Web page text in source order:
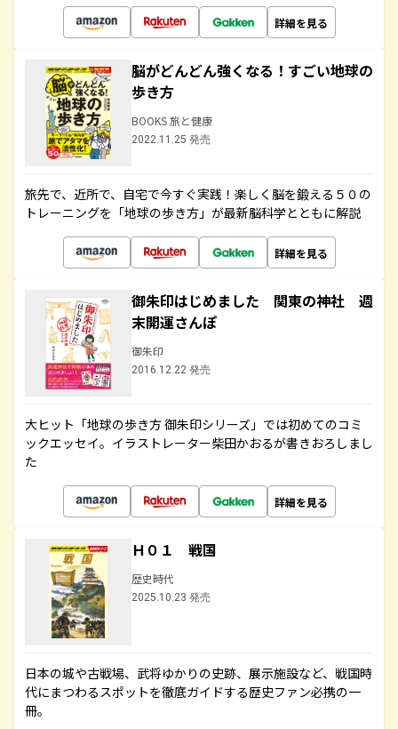
詳細を見る
脳がどんどん強くなる！すごい地球の
歩き方
BOOKS 旅と健康
2022.11.25 発売
旅先で、近所で、自宅で今すぐ実践！楽しく脳を鍛える５０の
トレーニングを「地球の歩き方」が最新脳科学とともに解説
詳細を見る
御朱印はじめました 関東の神社 週
末開運さんぽ
御朱印
2016.12.22 発売
大ヒット「地球の歩き方 御朱印シリーズ」では初めてのコミ
ックエッセイ。イラストレーター柴田かおるが書きおろしまし
た
詳細を見る
Ｈ０１ 戦国
歴史時代
2025.10.23 発売
日本の城や古戦場、武将ゆかりの史跡、展示施設など、戦国時
代にまつわるスポットを徹底ガイドする歴史ファン必携の一
冊。